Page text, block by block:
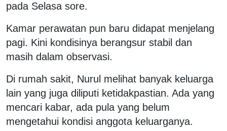
pada Selasa sore.
Kamar perawatan pun baru didapat menjelang
pagi. Kini kondisinya berangsur stabil dan
masih dalam observasi.
Di rumah sakit, Nurul melihat banyak keluarga
lain yang juga diliputi ketidakpastian. Ada yang
mencari kabar, ada pula yang belum
mengetahui kondisi anggota keluarganya.